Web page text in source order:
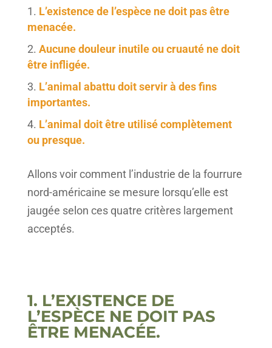
L’existence de l’espèce ne doit pas être
menacée.
Aucune douleur inutile ou cruauté ne doit
être infligée.
L’animal abattu doit servir à des fins
importantes.
L’animal doit être utilisé complètement
ou presque.
Allons voir comment l’industrie de la fourrure
nord-américaine se mesure lorsqu’elle est
jaugée selon ces quatre critères largement
acceptés.
1. L’EXISTENCE DE
L’ESPÈCE NE DOIT PAS
ÊTRE MENACÉE.